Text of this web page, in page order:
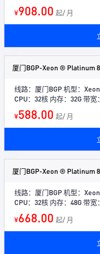
¥908.00 起/ 月
厦门BGP-Xeon ® Platinum
线路：厦门BGP 机型：
CPU：32核 内存：32G 带
¥588.00 起/ 月
厦门BGP-Xeon ® Platinum
线路：厦门BGP 机型：
CPU：32核 内存：48G 带
¥668.00 起/ 月